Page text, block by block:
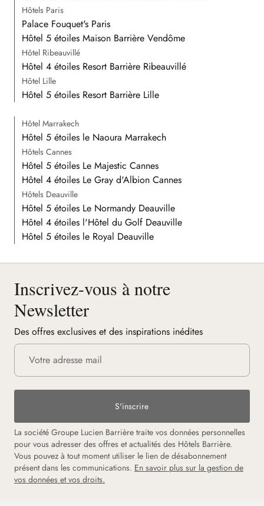
Hôtels Paris
Palace Fouquet's Paris
Hôtel 5 étoiles Maison Barrière Vendôme
Hôtel Ribeauvillé
Hôtel 4 étoiles Resort Barrière Ribeauvillé
Hôtel Lille
Hôtel 5 étoiles Resort Barrière Lille
Hôtel Marrakech
Hôtel 5 étoiles le Naoura Marrakech
Hôtels Cannes
Hôtel 5 étoiles Le Majestic Cannes
Hôtel 4 étoiles Le Gray d'Albion Cannes
Hôtels Deauville
Hôtel 5 étoiles Le Normandy Deauville
Hôtel 4 étoiles l'Hôtel du Golf Deauville
Hôtel 5 étoiles le Royal Deauville
Inscrivez-vous à notre
Newsletter
Des offres exclusives et des inspirations inédites
S'inscrire
La société Groupe Lucien Barrière traite vos données personnelles
pour vous adresser des offres et actualités des Hôtels Barrière.
Vous pouvez à tout moment utiliser le lien de désabonnement
présent dans les communications. En savoir plus sur la gestion de
vos données et vos droits.